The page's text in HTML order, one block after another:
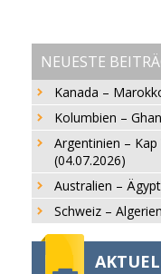
NEUESTE
Kanada –
Kolumbien –
Argentinien –
(04.07.2026)
Australien –
Schweiz –